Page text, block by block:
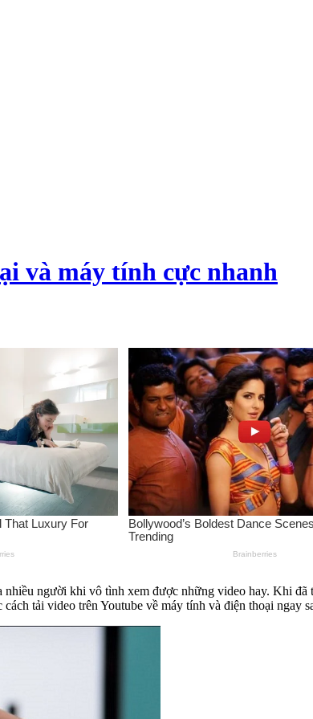
và máy tính cực nhanh
người khi vô tình xem được những video hay. Khi
tải video trên Youtube về máy tính và điện thoại ngay